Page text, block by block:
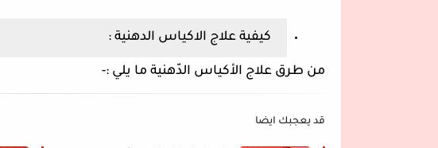
كيفية علاج الاكياس الدهنية :
من طرق علاج الأكياس الدّهنية ما يلي :-
قد يعجبك ايضا